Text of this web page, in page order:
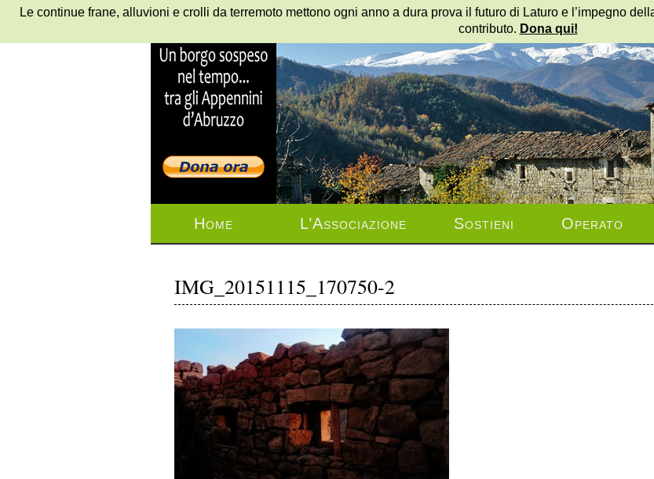
Home L’Associazione Sostieni Operato
IMG_20151115_170750-2
Le continue frane, alluvioni e crolli da terremoto mettono ogni anno a dura prova il futuro di Laturo e l’impegno
contributo. Dona qui!